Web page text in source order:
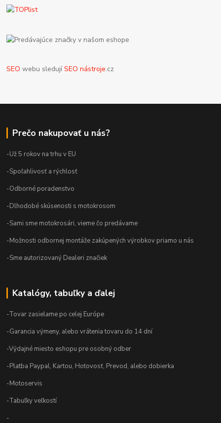
SEO webu sledujíSEO nástroje.cz
Prečo nakupovať u nás?
-Už 5 rokov na trhu v EU
-Spoľahlivosť a rýchlosť
-Odborné poradenstvo
-Dlhodobé skúsenosti s motokrosom
-Sami sme motokrosári, vieme čo predávame
-Možnosti odbornej montáže zakúpených výrobkov priamo u nás
-Sme autorizovaný Dealeri značiek
Katalógy, tabuľky a ďalej
-Tovar zasielame po celej Európe
-Garancia výmeny, alebo vrátenia tovaru do 14 dní
-Výdajné miesto eshopu pre osobný odber
-Platba Paypal, Kartou, Hotovosť, Prevod, alebo dobierka
-Motoservis
-Tabuľky veľkostí
-